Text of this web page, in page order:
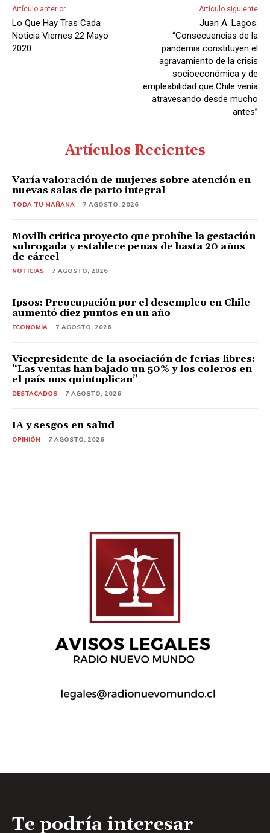
Artículo anterior
Lo Que Hay Tras Cada
Noticia Viernes 22 Mayo
2020
Artículo siguiente
Juan A. Lagos:
“Consecuencias de la
pandemia constituyen el
agravamiento de la crisis
socioeconómica y de
empleabilidad que Chile venía
atravesando desde mucho
antes”
Artículos Recientes
Varía valoración de mujeres sobre atención en
nuevas salas de parto integral
TODA TU MAÑANA 7 AGOSTO, 2026
Movilh critica proyecto que prohíbe la gestación
subrogada y establece penas de hasta 20 años
de cárcel
NOTICIAS 7 AGOSTO, 2026
Ipsos: Preocupación por el desempleo en Chile
aumentó diez puntos en un año
ECONOMÍA 7 AGOSTO, 2026
Vicepresidente de la asociación de ferias libres:
“Las ventas han bajado un 50% y los coleros en
el país nos quintuplican”
DESTACADOS 7 AGOSTO, 2026
IA y sesgos en salud
OPINIÓN 7 AGOSTO, 2026
Te podría interesar